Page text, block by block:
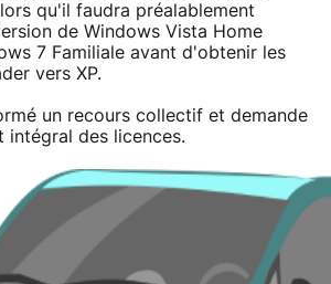
qu'il faudra préalablement
de Windows Vista Home
7 Familiale avant d'obtenir les
vers XP.
un recours collectif et demande
intégral des licences.